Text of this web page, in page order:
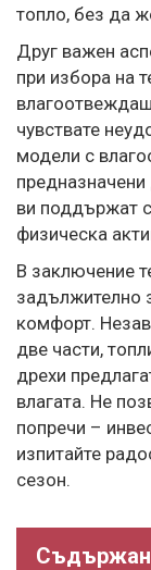
топло, без да
Друг важен
при избора на
чувствате
модели с
предназначени
ви поддържат
физическа
В заключение
задължително
комфорт.
две части,
дрехи
влагата. Не
попречи –
изпитайте
сезон.